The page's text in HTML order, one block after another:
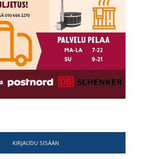
KIRJAUDU SISÄÄN